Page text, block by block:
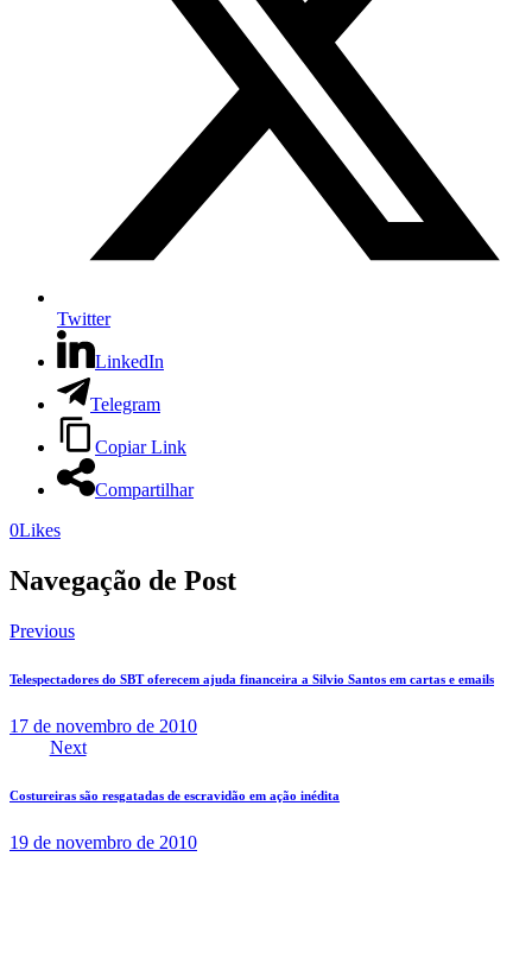
Twitter
LinkedIn
Telegram
Copiar Link
Compartilhar
0Likes
Navegação de Post
Previous
Telespectadores do SBT oferecem ajuda financeira a Silvio Santos em cartas e emails
17 de novembro de 2010
Next
Costureiras são resgatadas de escravidão em ação inédita
19 de novembro de 2010